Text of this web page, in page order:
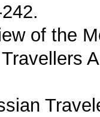
of the